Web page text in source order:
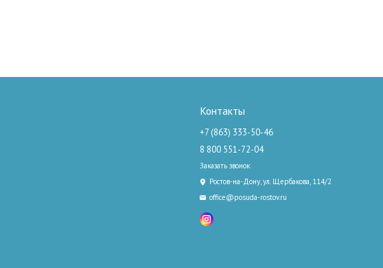
Контакты
+7 (863) 333-50-46
8 800 551-72-04
Заказать звонок
Ростов-на-Дону, ул. Щербакова, 114/2
office@posuda-rostov.ru